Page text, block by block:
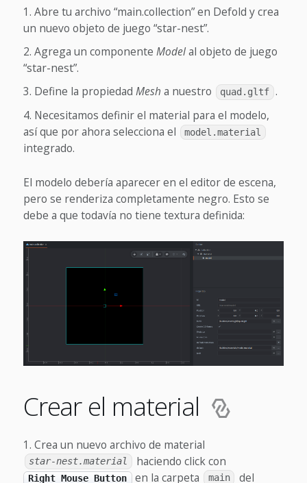
Abre tu archivo “main.collection” en Defold y crea
un nuevo objeto de juego “star-nest”.
Agrega un componente Modelal objeto de juego
“star-nest”.
Define la propiedad Mesh a nuestro quad.gltf .
Necesitamos definir el material para el modelo,
así que por ahora selecciona el
model.material
integrado.
El modelo debería aparecer en el editor de escena,
pero se renderiza completamente negro. Esto se
debe a que todavía no tiene textura definida:
Crear el material
Crea un nuevo archivo de material
star-nest.material haciendo click con
Right Mouse Button en la carpeta main del